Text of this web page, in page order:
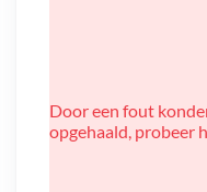
Door een fout
opgehaald, probeer